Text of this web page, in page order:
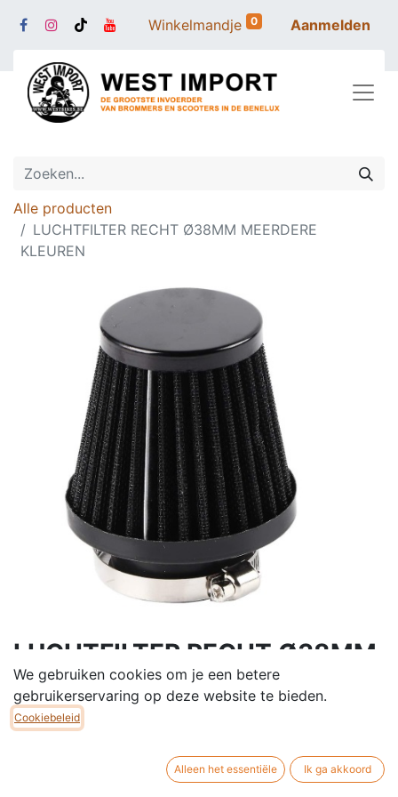
Winkelmandje 0 Aanmelden
Alle producten
LUCHTFILTER RECHT Ø38MM MEERDERE
KLEUREN
LUCHTFILTER RECHT Ø38MM
MEERDERE KLEUREN
Passend op alle carburators tot 22 mm.
OPGEPAST! Dit zijn rechte luchtfilters dus is een
We gebruiken cookies om je een betere
gebruikerservaring op deze website te bieden.
Cookiebeleid
Alleen het essentiële Ik ga akkoord